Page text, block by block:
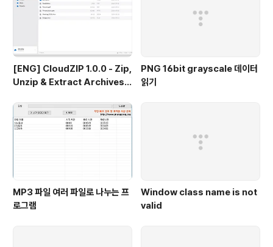
[ENG] CloudZIP 1.0.0 - Zip,
Unzip & Extract Archives o
PNG 16bit grayscale 데이터
읽기
MP3 파일 여러 파일로 나누는 프
로그램
Window class name is not
valid